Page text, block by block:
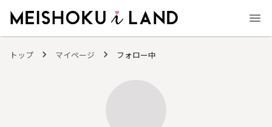
トップ マイページ フォロー中